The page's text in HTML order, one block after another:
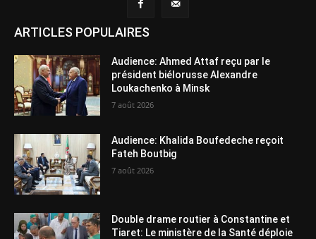
ARTICLES POPULAIRES
Audience: Ahmed Attaf reçu par le
président biélorusse Alexandre
Loukachenko à Minsk
7 août 2026
Audience: Khalida Boufedeche reçoit
Fateh Boutbig
7 août 2026
Double drame routier à Constantine et
Tiaret: Le ministère de la Santé déploie